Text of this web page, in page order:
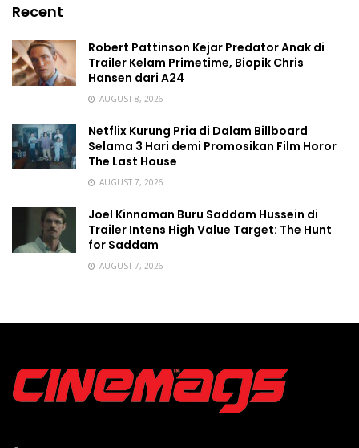
Recent
Robert Pattinson Kejar Predator Anak di
Trailer Kelam Primetime, Biopik Chris
Hansen dari A24
AUGUST 8, 2026
Netflix Kurung Pria di Dalam Billboard
Selama 3 Hari demi Promosikan Film Horor
The Last House
AUGUST 7, 2026
Joel Kinnaman Buru Saddam Hussein di
Trailer Intens High Value Target: The Hunt
for Saddam
AUGUST 7, 2026